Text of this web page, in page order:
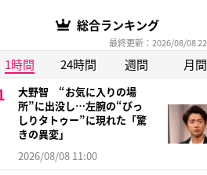
総合ランキング
最終更新：2026/08/08
1時間 24時間 週間 月間
大野智 “お気に入りの場
所”に出没し…左腕の“びっ
しりタトゥー”に現れた「驚
きの異変」
2026/08/08 11:00